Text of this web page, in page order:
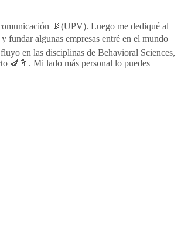
📡(UPV). Luego me dediqué al
algunas empresas entré en el mundo
en las disciplinas de Behavioral Sciences,
🍆🥦. Mi lado más personal lo puedes